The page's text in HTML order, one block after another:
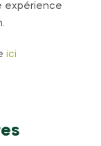
expérience
ici